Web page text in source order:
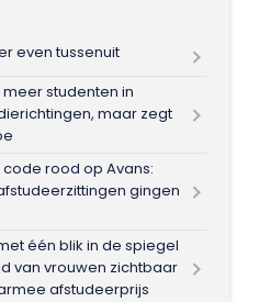
even tussenuit
studenten in
maar zegt
rood op Avans:
gingen
één blik in de spiegel
van vrouwen zichtbaar
afstudeerprijs